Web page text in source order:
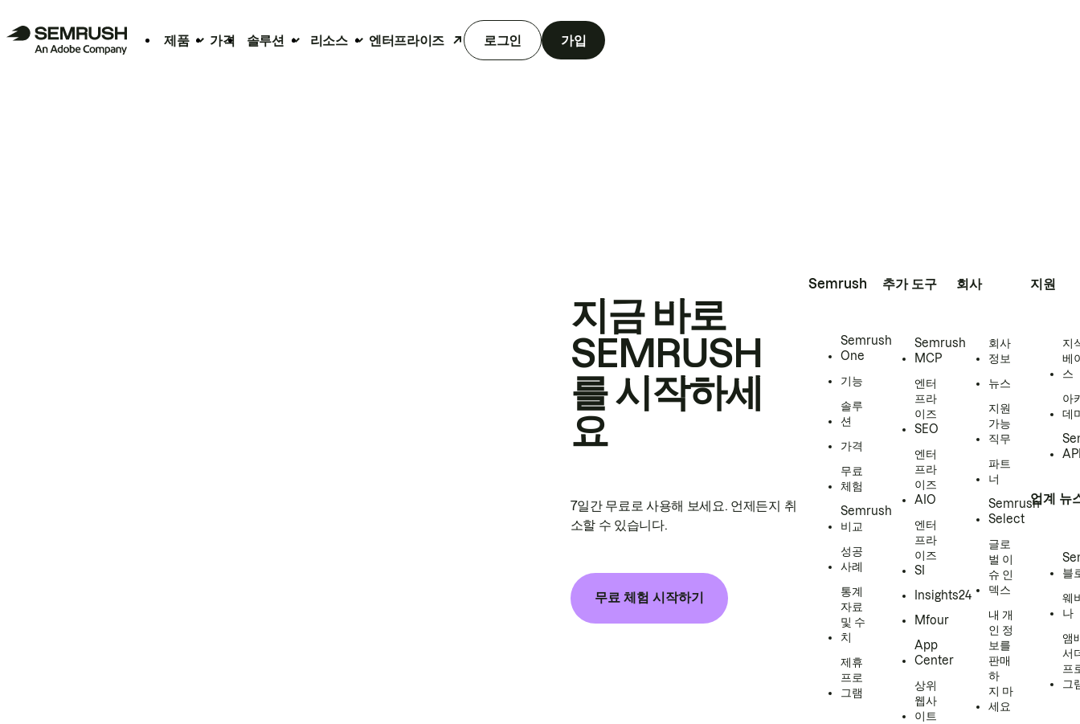
제품 가격 솔루션 리소스 엔터프라이즈 로그인 가입
지금 바로
SEMRUSH
를 시작하세
요
7일간 무료로 사용해 보세요. 언제든지 취
소할 수 있습니다.
무료 체험 시작하기
Semrush
Semrush
One
기능
솔루
션
가격
무료
체험
Semrush
비교
성공
사례
통계
자료
및 수
치
제휴
프로
그램
추가 도구
Semrush
MCP
엔터
프라
이즈
SEO
엔터
프라
이즈
AIO
엔터
프라
이즈
SI
Insights24
Mfour
App
Center
상위
웹사
이트
회사
회사
정보
뉴스
지원
가능
직무
파트
너
Semrush
Select
글로
벌 이
슈 인
덱스
내 개
인 정
보를
판매
하
지 마
세요
지원
지
베
스
아
데
업계 뉴
블
웨
나
앰
서
프
그